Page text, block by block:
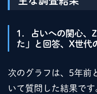
1．占いへの関心、
た」と回答、X世代
次のグラフは、5年前
いて質問した結果です